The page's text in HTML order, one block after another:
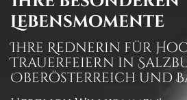
Lebensmomente
Ihre Rednerin für
Trauerfeiern in
Oberösterreich und